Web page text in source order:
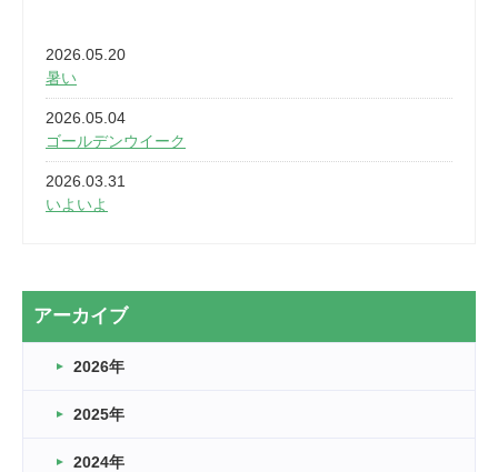
2026.05.20
暑い
2026.05.04
ゴールデンウイーク
2026.03.31
いよいよ
2026.03.20
なぎなた
2026.03.16
車いすバスケとRくんのお話
アーカイブ
2026年
2025年
2024年